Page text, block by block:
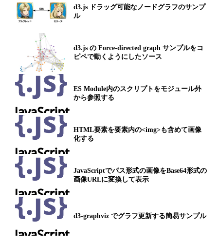
d3.js ドラッグ可能なノードグラフのサンプ
ル
d3.js の Force-directed graph サンプルをコ
ピペで動くようにしたソース
ES Module内のスクリプトをモジュール外
から参照する
HTML要素を要素内の<img>も含めて画像
化する
JavaScriptでパス形式の画像をBase64形式の
画像URLに変換して表示
d3-graphviz でグラフ更新する簡易サンプル